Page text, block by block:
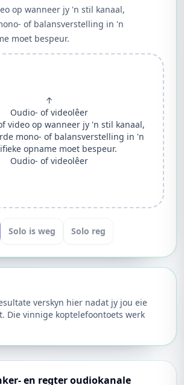
op wanneer jy 'n stil kanaal,
of balansverstelling in 'n
moet bespeur.
↑
Oudio- of videolêer
video op wanneer jy 'n stil kanaal,
mono- of balansverstelling in 'n
opname moet bespeur.
Oudio- of videolêer
Solo is weg Solo reg
verskyn hier nadat jy jou eie
Die vinnige koptelefoontoets werk
en regter oudiokanale